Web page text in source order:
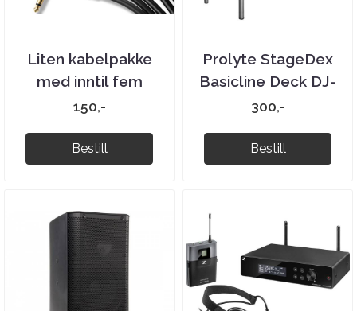
Liten kabelpakke
med inntil fem
kabler
150,-
Bestill
Prolyte StageDex
Basicline Deck DJ-
bord
300,-
Bestill